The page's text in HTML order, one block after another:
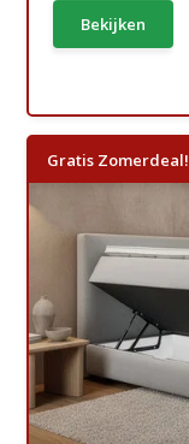
Bekijken
Gratis Zomerdeal!